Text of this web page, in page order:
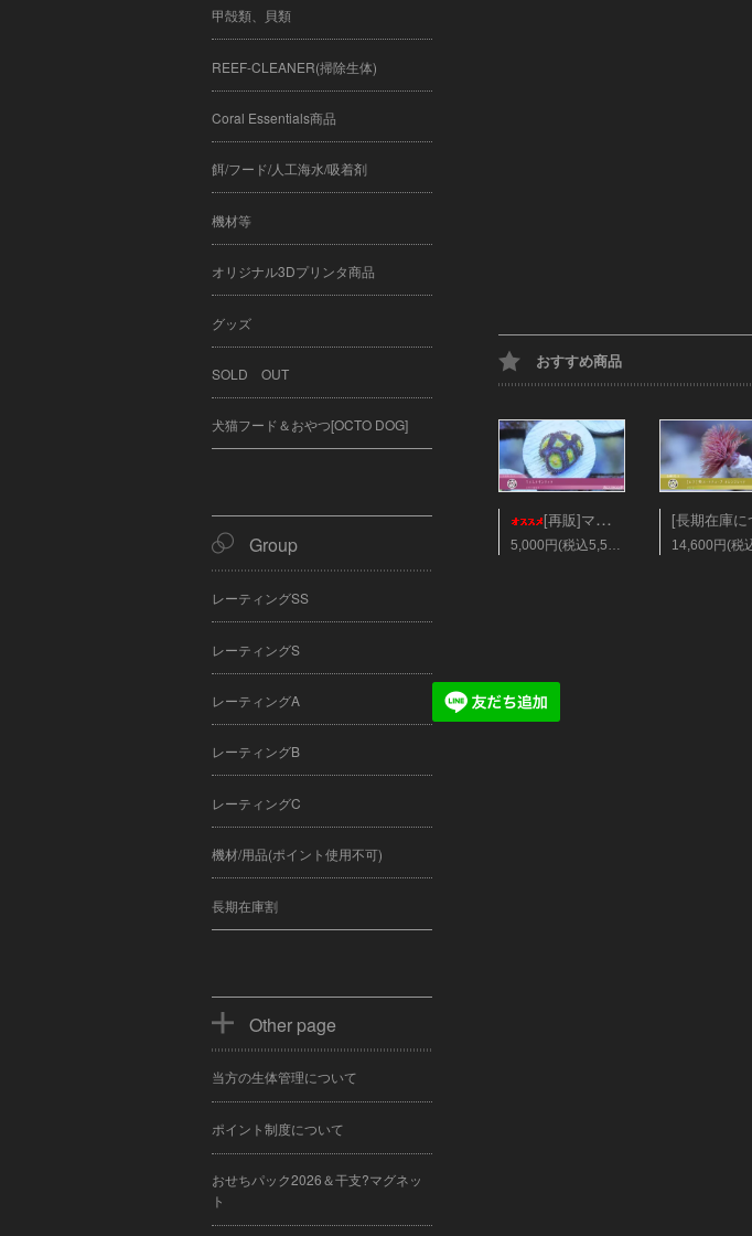
おすすめ商品
[再販]マメスナギンチャク フラグ28mm ソラマメ
5,000円(税込5,500円)
甲殻類、貝類
REEF-CLEANER(掃除生体)
Coral Essentials商品
餌/フード/人工海水/吸着剤
機材等
オリジナル3Dプリンタ商品
グッズ
SOLD OUT
犬猫フード＆おやつ[OCTO DOG]
Group
レーティングSS
レーティングS
レーティングA
レーティングB
レーティングC
機材/用品(ポイント使用不可)
長期在庫割
Other page
当方の生体管理について
ポイント制度について
おせちパック2026＆干支?マグネッ
ト